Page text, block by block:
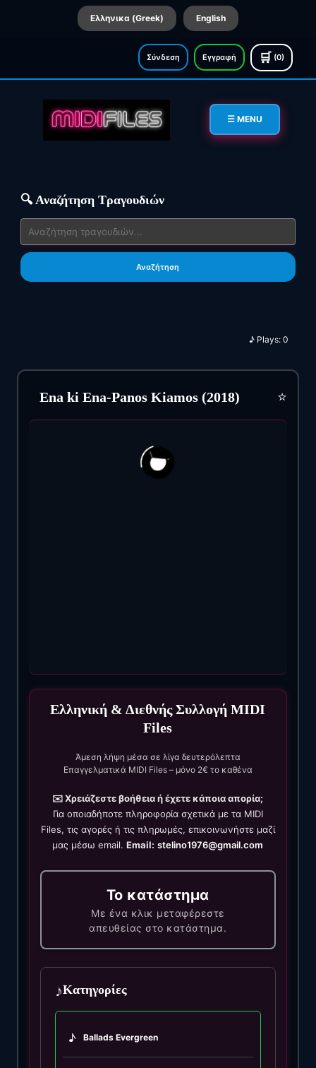
Ελληνικα (Greek) English
Σύνδεση Εγγραφή 🛒 (0)
☰ MENU
🔍 Αναζήτηση Τραγουδιών
Αναζήτηση
♪ Plays:0
Ena ki Ena-Panos Kiamos (2018) ⭐
Ελληνική & Διεθνής Συλλογή MIDI
Files
Άμεση λήψη μέσα σε λίγα δευτερόλεπτα
Επαγγελματικά MIDI Files – μόνο 2€ το καθένα
✉️ Χρειάζεστε βοήθεια ή έχετε κάποια απορία;
Για οποιαδήποτε πληροφορία σχετικά με τα MIDI
Files, τις αγορές ή τις πληρωμές, επικοινωνήστε μαζί
μας μέσω email.Email: stelino1976@gmail.com
Το κατάστημα
Με ένα κλικ μεταφέρεστε
απευθείας στο κατάστημα.
♪Κατηγορίες
♪ Ballads Evergreen